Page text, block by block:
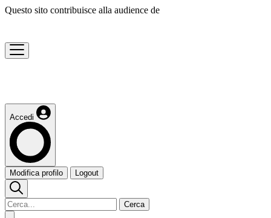
Questo sito contribuisce alla audience de
Accedi
Modifica profilo Logout
Cerca